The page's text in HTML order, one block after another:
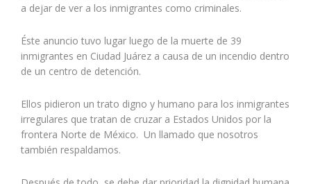
a dejar de ver a los inmigrantes como criminales.
Éste anuncio tuvo lugar luego de la muerte de 39
inmigrantes en Ciudad Juárez a causa de un incendio dentro
de un centro de detención.
Ellos pidieron un trato digno y humano para los inmigrantes
irregulares que tratan de cruzar a Estados Unidos por la
frontera Norte de México. Un llamado que nosotros
también respaldamos.